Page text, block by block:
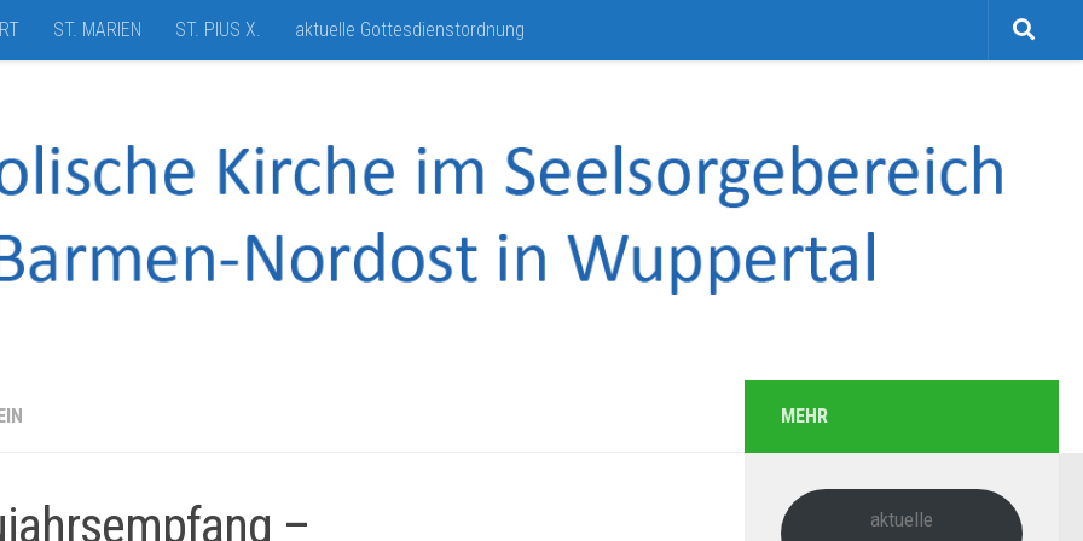
ST. MARIEN ST. PIUS X. aktuelle Gottesdienstordnung
–
MEHR
aktuelle